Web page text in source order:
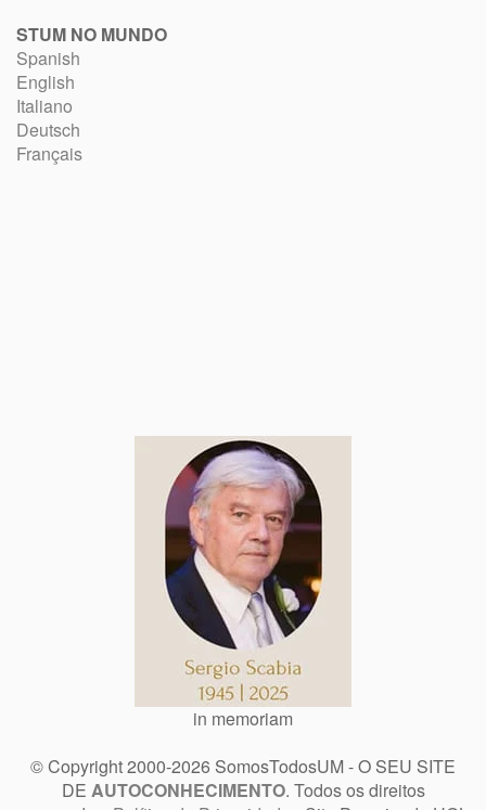
STUM NO MUNDO
Spanish
English
Italiano
Deutsch
Français
in memoriam
© Copyright 2000-2026 SomosTodosUM - O SEU SITE
DE AUTOCONHECIMENTO. Todos os direitos